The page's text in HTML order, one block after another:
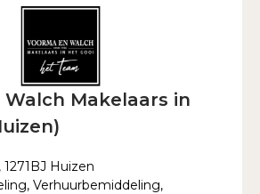
Makelaars in
Huizen
Verhuurbemiddeling,